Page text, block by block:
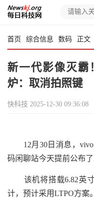
首页 综合信息 数码 正文
新一代影像灭霸
炉：取消拍照键
快科技 2025-12-30 09:36:08
12月30日消息，vivo
码闲聊站今天提前公布
该机将搭载6.82英寸
计，预计采用LTPO方案。